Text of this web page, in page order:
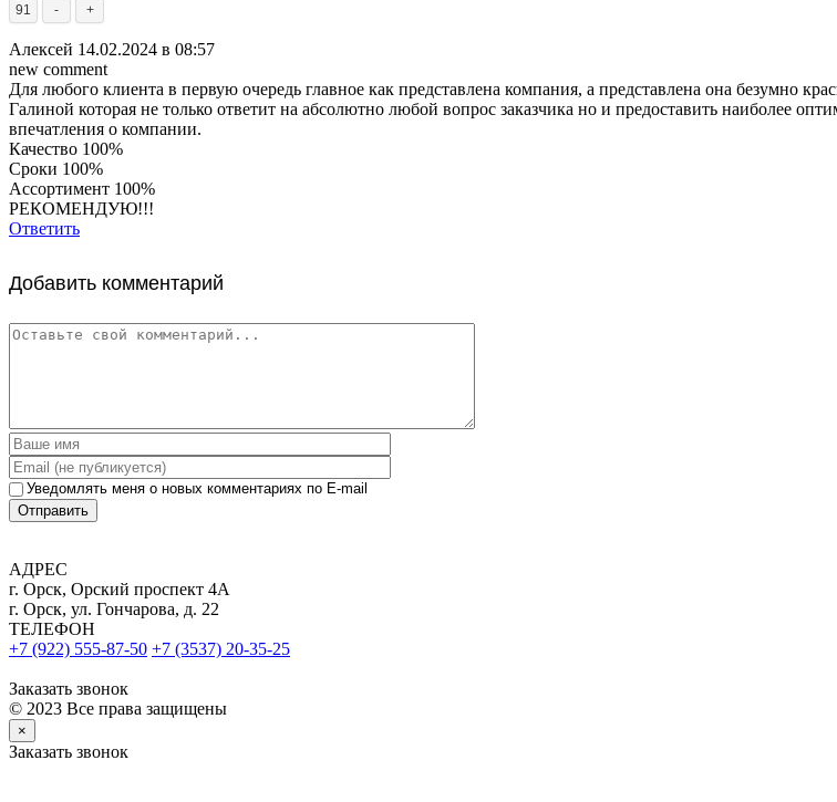
91 - +
Алексей 14.02.2024 в 08:57
new comment
Для любого клиента в первую очередь главное как представлена компания, а представлена она безумно
Галиной которая не только ответит на абсолютно любой вопрос заказчика но и предоставить наиболее
впечатления о компании.
Качество 100%
Сроки 100%
Ассортимент 100%
РЕКОМЕНДУЮ!!!
Ответить
Добавить комментарий
Уведомлять меня о новых комментариях по E-mail
Отправить
АДРЕС
г. Орск, Орский проспект 4А
г. Орск, ул. Гончарова, д. 22
ТЕЛЕФОН
+7 (922) 555-87-50 +7 (3537) 20-35-25
Заказать звонок
© 2023 Все права защищены
×
Заказать звонок